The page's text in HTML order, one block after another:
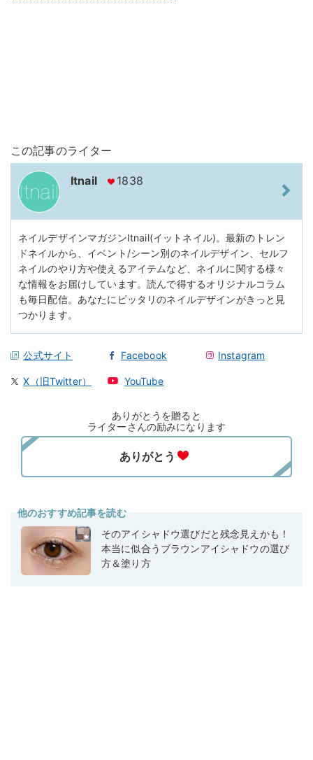
この記事のライター
Itnail 1838
ネイルデザインマガジンItnail(イットネイル)。最新のトレン
ドネイルから、イベント/シーン別のネイルデザイン、セルフ
ネイルのやり方や使えるアイテムなど、ネイルに関する様々
な情報をお届けしています。読んで得するオリジナルコラム
も毎日配信。あなたにピッタリのネイルデザインがきっと見
つかります。
公式サイト Facebook Instagram
X（旧Twitter） YouTube
ありがとうを贈ると
ライターさんの励みになります
他のおすすめ記事を読む
そのアイシャドウ選びだと残念見えかも！
本当に似合うブラウンアイシャドウの選び
方＆塗り方